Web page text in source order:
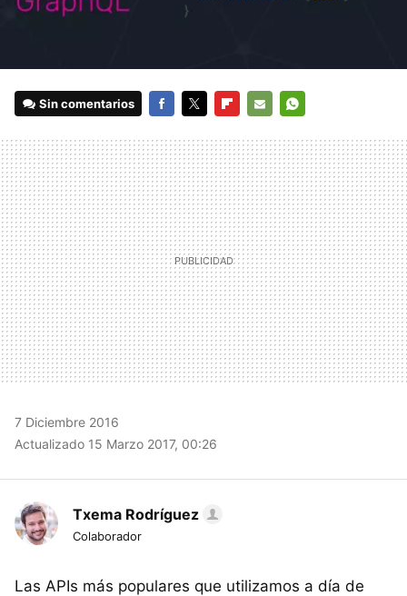
Sin comentarios
MAIL
7 Diciembre 2016
Actualizado 15 Marzo 2017, 00:26
Txema Rodríguez
Colaborador
Las APIs más populares que utilizamos a día de